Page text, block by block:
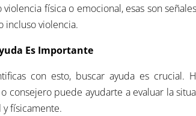
violencia física o emocional, esas son
incluso violencia.
Es Importante
con esto, buscar ayuda es crucial.
consejero puede ayudarte a evaluar la
y físicamente.